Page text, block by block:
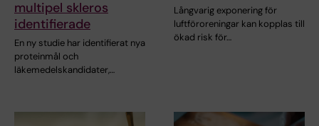
multipel skleros
identifierade
En ny studie har identifierat nya
proteinmål och
läkemedelskandidater,…
Långvarig exponering för
luftföroreningar kan kopplas till
ökad risk för…